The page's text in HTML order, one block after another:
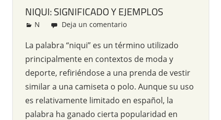
todo
mundo
NIQUI: SIGNIFICADO Y EJEMPLOS
Redacción
N Deja un comentario
La palabra “niqui” es un término utilizado
principalmente en contextos de moda y
deporte, refiriéndose a una prenda de vestir
similar a una camiseta o polo. Aunque su uso
es relativamente limitado en español, la
palabra ha ganado cierta popularidad en